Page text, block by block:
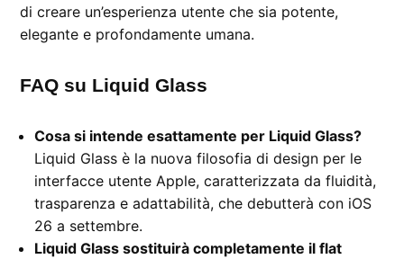
di creare un’esperienza utente che sia potente,
elegante e profondamente umana.
FAQ su Liquid Glass
Cosa si intende esattamente per Liquid Glass?
Liquid Glass è la nuova filosofia di design per le
interfacce utente Apple, caratterizzata da fluidità,
trasparenza e adattabilità, che debutterà con iOS
26 a settembre.
Liquid Glass sostituirà completamente il flat